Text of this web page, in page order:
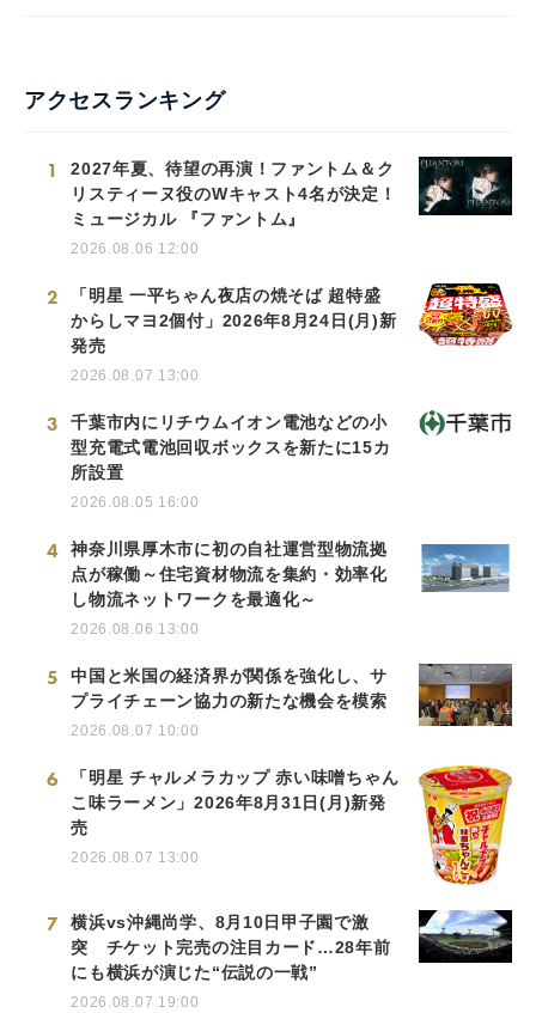
アクセスランキング
1
2027年夏、待望の再演！ファントム＆ク
リスティーヌ役のWキャスト4名が決定！
ミュージカル 『ファントム』
2026.08.06 12:00
2
「明星 一平ちゃん夜店の焼そば 超特盛
からしマヨ2個付」2026年8月24日(月)新
発売
2026.08.07 13:00
3
千葉市内にリチウムイオン電池などの小
型充電式電池回収ボックスを新たに15カ
所設置
2026.08.05 16:00
4
神奈川県厚木市に初の自社運営型物流拠
点が稼働～住宅資材物流を集約・効率化
し物流ネットワークを最適化～
2026.08.06 13:00
5
中国と米国の経済界が関係を強化し、サ
プライチェーン協力の新たな機会を模索
2026.08.07 10:00
6
「明星 チャルメラカップ 赤い味噌ちゃん
こ味ラーメン」2026年8月31日(月)新発
売
2026.08.07 13:00
7
横浜vs沖縄尚学、8月10日甲子園で激
突 チケット完売の注目カード…28年前
にも横浜が演じた“伝説の一戦”
2026.08.07 19:00